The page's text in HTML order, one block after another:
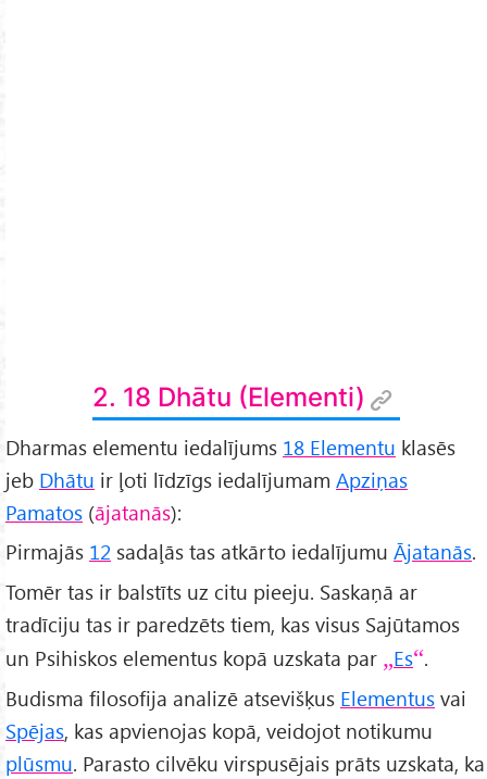
2. 18 Dhātu (Elementi)
Dharmas elementu iedalījums 18 Elementu klasēs
jeb Dhātu ir ļoti līdzīgs iedalījumam Apziņas
Pamatos (ājatanās):
Pirmajās 12 sadaļās tas atkārto iedalījumu Ājatanās.
Tomēr tas ir balstīts uz citu pieeju. Saskaņā ar
tradīciju tas ir paredzēts tiem, kas visus Sajūtamos
un Psihiskos elementus kopā uzskata par
Es .
Budisma filosofija analizē atsevišķus Elementus vai
Spējas, kas apvienojas kopā, veidojot notikumu
plūsmu. Parasto cilvēku virspusējais prāts uzskata, ka